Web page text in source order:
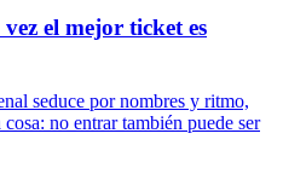
el mejor ticket es
seduce por nombres y ritmo,
no entrar también puede ser